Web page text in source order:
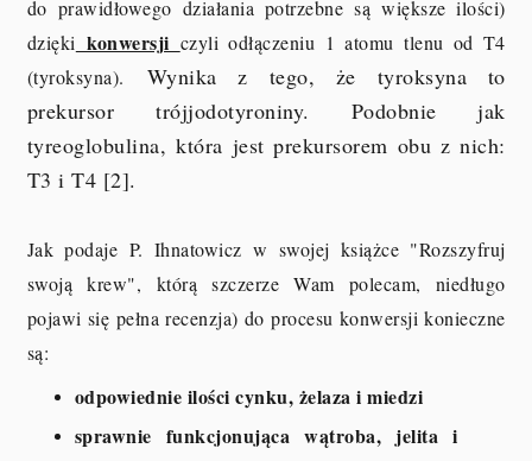
do prawidłowego działania potrzebne są większe ilości)
dzięki konwersji czyli odłączeniu 1 atomu tlenu od T4
(tyroksyna).
Wynika z tego, że tyroksyna to
prekursor trójjodotyroniny. Podobnie jak
tyreoglobulina, która jest prekursorem obu z nich:
T3 i T4 [2].
Jak podaje P. Ihnatowicz w swojej książce "Rozszyfruj
swoją krew", którą szczerze Wam polecam, niedługo
pojawi się pełna recenzja) do procesu konwersji konieczne
są:
odpowiednie ilości cynku, żelaza i miedzi
sprawnie funkcjonująca wątroba, jelita i